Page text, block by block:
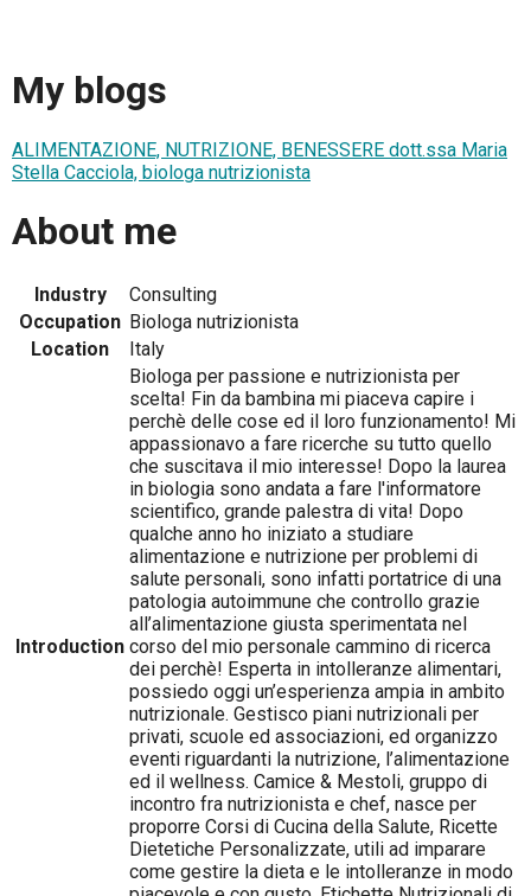
My blogs
ALIMENTAZIONE, NUTRIZIONE, BENESSERE dott.ssa Maria
Stella Cacciola, biologa nutrizionista
About me
Industry
Consulting
Occupation Biologa nutrizionista
Location
Italy
Introduction
Biologa per passione e nutrizionista per
scelta! Fin da bambina mi piaceva capire i
perchè delle cose ed il loro funzionamento! Mi
appassionavo a fare ricerche su tutto quello
che suscitava il mio interesse! Dopo la laurea
in biologia sono andata a fare l'informatore
scientifico, grande palestra di vita! Dopo
qualche anno ho iniziato a studiare
alimentazione e nutrizione per problemi di
salute personali, sono infatti portatrice di una
patologia autoimmune che controllo grazie
all’alimentazione giusta sperimentata nel
corso del mio personale cammino di ricerca
dei perchè! Esperta in intolleranze alimentari,
possiedo oggi un’esperienza ampia in ambito
nutrizionale. Gestisco piani nutrizionali per
privati, scuole ed associazioni, ed organizzo
eventi riguardanti la nutrizione, l’alimentazione
ed il wellness. Camice & Mestoli, gruppo di
incontro fra nutrizionista e chef, nasce per
proporre Corsi di Cucina della Salute, Ricette
Dietetiche Personalizzate, utili ad imparare
come gestire la dieta e le intolleranze in modo